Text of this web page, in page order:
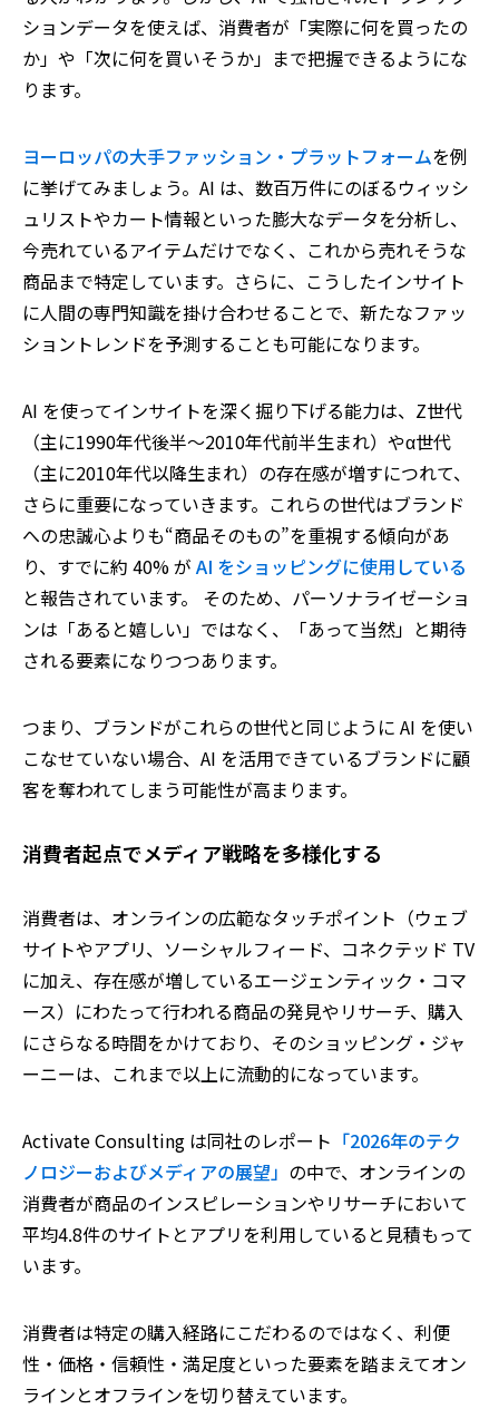
ションデータを使えば、消費者が「実際に何を買ったの
か」や「次に何を買いそうか」まで把握できるようにな
ります。
ヨーロッパの大手ファッション・プラットフォームを例
に挙げてみましょう。AI は、数百万件にのぼるウィッシ
ュリストやカート情報といった膨大なデータを分析し、
今売れているアイテムだけでなく、これから売れそうな
商品まで特定しています。さらに、こうしたインサイト
に人間の専門知識を掛け合わせることで、新たなファッ
ショントレンドを予測することも可能になります。
AI を使ってインサイトを深く掘り下げる能力は、Z世代
（主に1990年代後半～2010年代前半生まれ）やα世代
（主に2010年代以降生まれ）の存在感が増すにつれて、
さらに重要になっていきます。これらの世代はブランド
への忠誠心よりも“商品そのもの”を重視する傾向があ
り、すでに約 40% が AI をショッピングに使用している
と報告されています。 そのため、パーソナライゼーショ
ンは「あると嬉しい」ではなく、「あって当然」と期待
される要素になりつつあります。
つまり、ブランドがこれらの世代と同じように AI を使い
こなせていない場合、 AI を活用できているブランドに顧
客を奪われてしまう可能性が高まります。
消費者起点でメディア戦略を多様化する
消費者は、オンラインの広範なタッチポイント（ウェブ
サイトやアプリ、ソーシャルフィード、コネクテッド TV
に加え、存在感が増しているエージェンティック・コマ
ース）にわたって行われる商品の発見やリサーチ、購入
にさらなる時間をかけており、そのショッピング・ジャ
ーニーは、これまで以上に流動的になっています。
Activate Consulting は同社のレポート 「2026年のテク
ノロジーおよびメディアの展望」 の中で、オンラインの
消費者が商品のインスピレーションやリサーチにおいて
平均4.8件のサイトとアプリを利用していると見積もって
います。
消費者は特定の購入経路にこだわるのではなく、利便
性・価格・信頼性・満足度といった要素を踏まえてオン
ラインとオフラインを切り替えています。